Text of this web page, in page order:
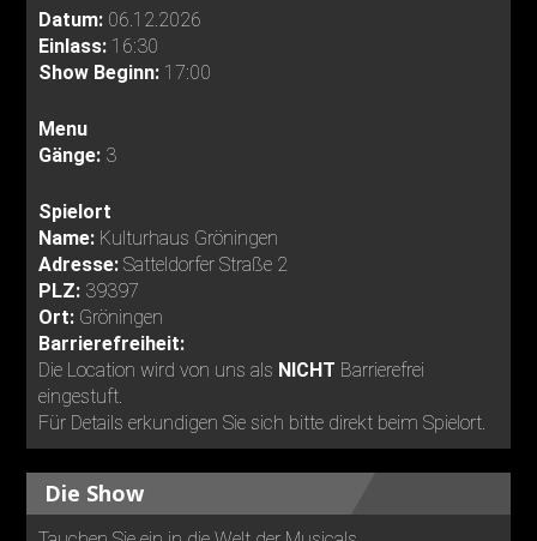
Datum: 06.12.2026
Einlass: 16:30
Show Beginn: 17:00
Menu
Gänge: 3
Spielort
Name: Kulturhaus Gröningen
Adresse:Satteldorfer Straße 2
PLZ: 39397
Ort: Gröningen
Barrierefreiheit:
Die Location wird von uns als NICHT Barrierefrei
eingestuft.
Für Details erkundigen Sie sich bitte direkt beim Spielort.
Die Show